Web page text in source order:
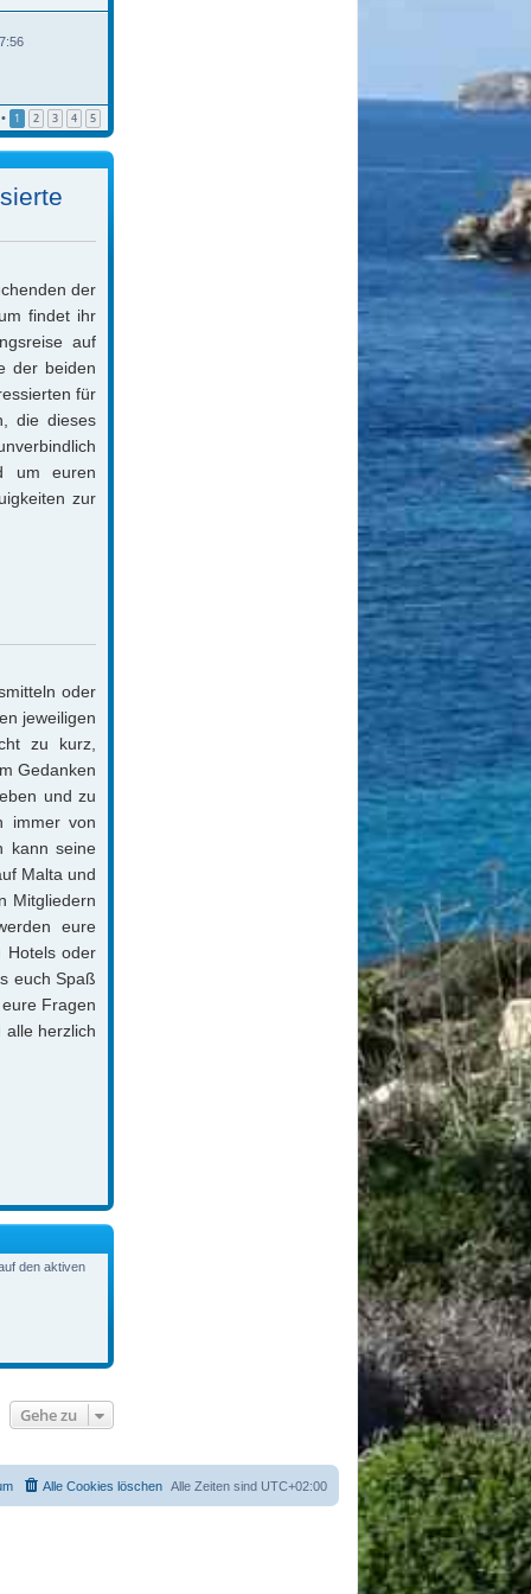
e
r• 1 2 3 4 5
der
findet ihr
auf
der beiden
für
die dieses
um euren
zur
oder
jeweiligen
zu kurz,
Gedanken
und zu
immer von
kann seine
Malta und
Mitgliedern
eure
Hotels oder
euch Spaß
Fragen
herzlich
den aktiven
Gehe zu
Alle Zeiten sind UTC+02:00
Alle Cookies löschen